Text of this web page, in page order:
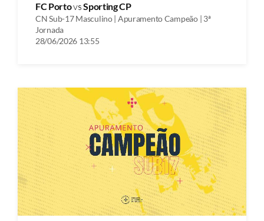
FC PortovsSporting CP
CN Sub-17 Masculino | Apuramento Campeão | 3ª
Jornada
28/06/2026 13:55